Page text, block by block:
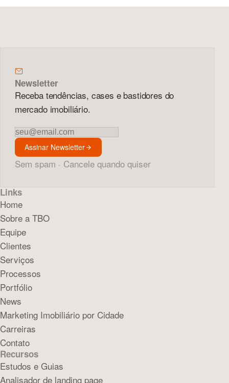
Newsletter
Receba tendências, cases e bastidores do
mercado imobiliário.
Newsletter
Assinar Newsletter
Sem spam · Cancele quando quiser
Links
Home
Sobre a TBO
Equipe
Clientes
Serviços
Processos
Portfólio
News
Marketing Imobiliário por Cidade
Carreiras
Contato
Recursos
Estudos e Guias
Analisador de landing page